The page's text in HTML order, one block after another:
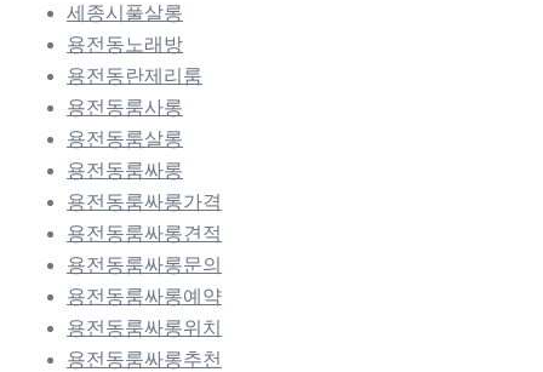
세종시풀살롱
용전동노래방
용전동란제리룸
용전동룸사롱
용전동룸살롱
용전동룸싸롱
용전동룸싸롱가격
용전동룸싸롱견적
용전동룸싸롱문의
용전동룸싸롱예약
용전동룸싸롱위치
용전동룸싸롱추천